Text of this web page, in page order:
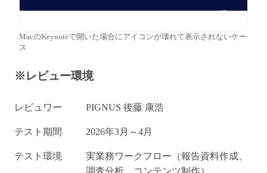
MacのKeynoteで開いた場合にアイコンが壊れて表示されないケー
ス
※レビュー環境
レビュワー PIGNUS 後藤 康浩
テスト期間 2026年3月～4月
テスト環境
実業務ワークフロー（報告資料作成、
調査分析、コンテンツ制作）